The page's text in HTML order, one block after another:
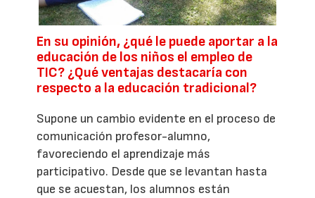
En su opinión, ¿qué le puede aportar a la
educación de los niños el empleo de
TIC? ¿Qué ventajas destacaría con
respecto a la educación tradicional?
Supone un cambio evidente en el proceso de
comunicación profesor-alumno,
favoreciendo el aprendizaje más
participativo. Desde que se levantan hasta
que se acuestan, los alumnos están